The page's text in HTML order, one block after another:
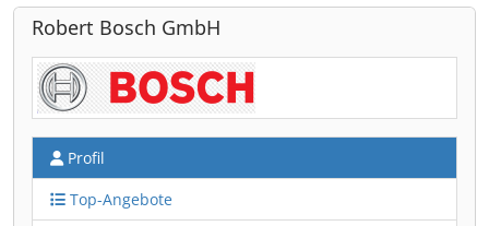
Robert Bosch GmbH
Profil
Top-Angebote